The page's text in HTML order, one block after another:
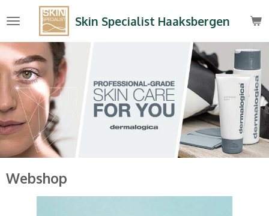
direct
naar
de
hoofdinhoud
Skin Specialist Haaksbergen
Webshop